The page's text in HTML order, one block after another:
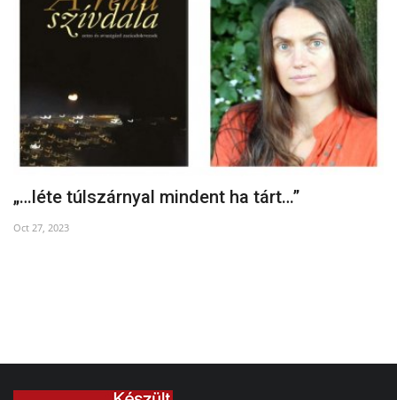
„…léte túlszárnyal mindent ha tárt…”
Oct 27, 2023